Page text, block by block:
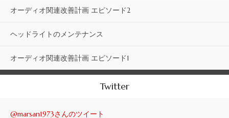
オーディオ関連改善計画 エピソード2
ヘッドライトのメンテナンス
オーディオ関連改善計画 エピソード1
Twitter
@marsan1973さんのツイート